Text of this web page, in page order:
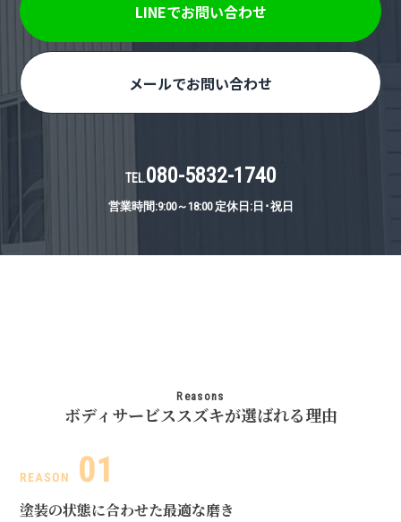
LINEでお問い合わせ
メールでお問い合わせ
TEL.080-5832-1740
営業時間:9:00～18:00 定休日:日･祝日
Reasons
ボディサービススズキが選ばれる理由
塗装の状態に合わせた最適な磨き